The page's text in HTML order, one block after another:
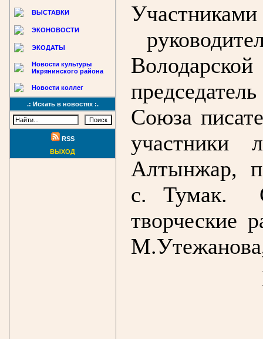
ВЫСТАВКИ
ЭКОНОВОСТИ
ЭКОДАТЫ
Новости культуры
Икрянинского района
Новости коллег
.: Искать в новостях :.
RSS
ВЫХОД
Союза
участники
Алтынжар,
с. Тумак.
творческие